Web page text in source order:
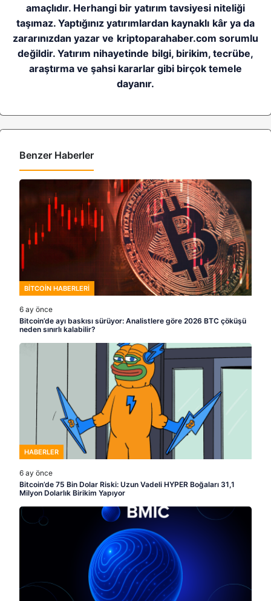
amaçlıdır. Herhangi bir yatırım tavsiyesi niteliği
taşımaz. Yaptığınız yatırımlardan kaynaklı kâr ya da
zararınızdan yazar ve kriptoparahaber.com sorumlu
değildir. Yatırım nihayetinde bilgi, birikim, tecrübe,
araştırma ve şahsi kararlar gibi birçok temele
dayanır.
Benzer Haberler
BITCOIN HABERLERI
6 ay önce
Bitcoin’de ayı baskısı sürüyor: Analistlere göre 2026 BTC çöküşü
neden sınırlı kalabilir?
HABERLER
6 ay önce
Bitcoin’de 75 Bin Dolar Riski: Uzun Vadeli HYPER Boğaları 31,1
Milyon Dolarlık Birikim Yapıyor